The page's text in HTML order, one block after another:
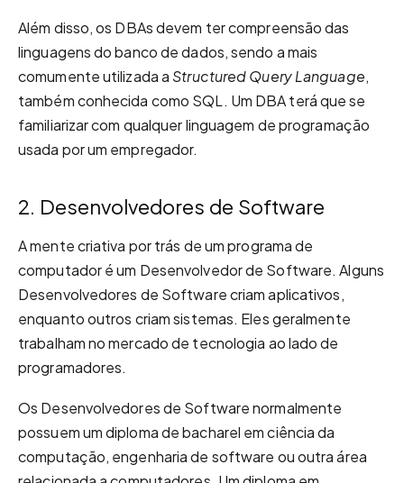
Além disso, os DBAs devem ter compreensão das
linguagens do banco de dados, sendo a mais
comumente utilizada a Structured Query Language,
também conhecida como SQL. Um DBA terá que se
familiarizar com qualquer linguagem de programação
usada por um empregador.
2. Desenvolvedores de Software
A mente criativa por trás de um programa de
computador é um Desenvolvedor de Software. Alguns
Desenvolvedores de Software criam aplicativos,
enquanto outros criam sistemas. Eles geralmente
trabalham no mercado de tecnologia ao lado de
programadores.
Os Desenvolvedores de Software normalmente
possuem um diploma de bacharel em ciência da
computação, engenharia de software ou outra área